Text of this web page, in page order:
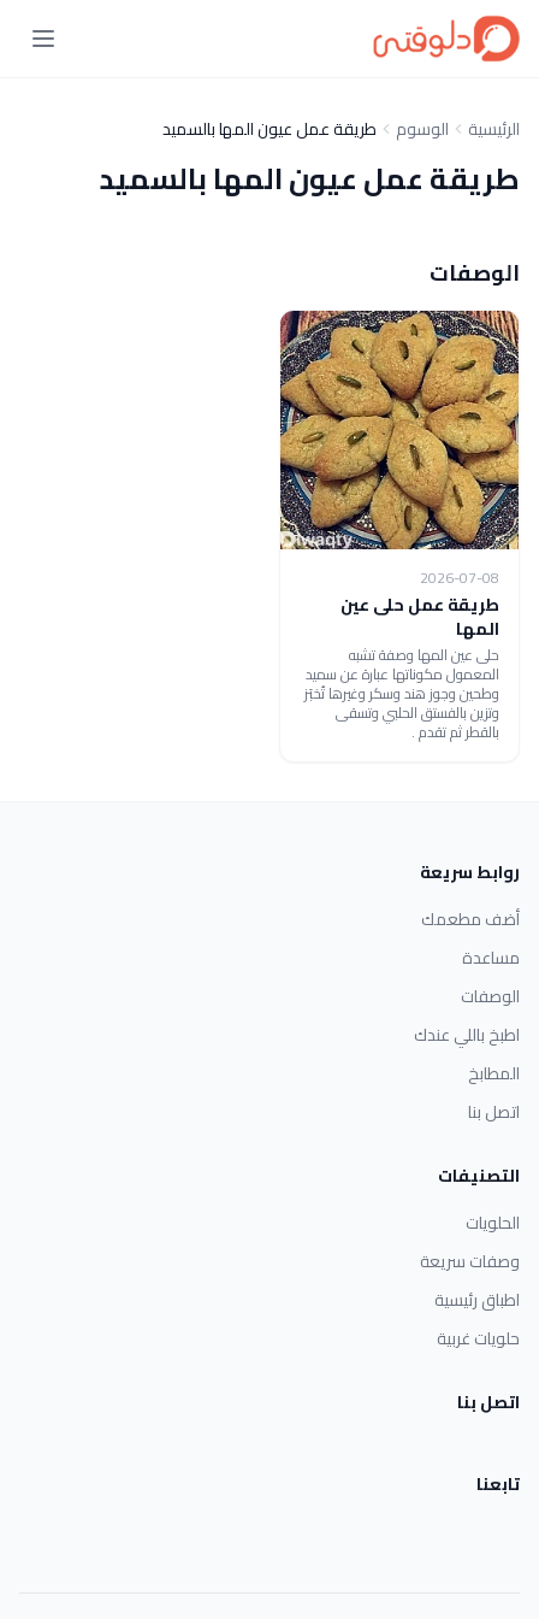
الرئيسية الوسوم طريقة عمل عيون المها بالسميد
طريقة عمل عيون المها بالسميد
الوصفات
2026-07-08
طريقة عمل حلى عين
المها
حلى عين المها وصفة تشبه
المعمول مكوناتها عبارة عن سميد
وطحين وجوز هند وسكر وغيرها تُخبَز
وتزين بالفستق الحلبي وتسقى
بالقطر ثم تقدم .
روابط سريعة
أضف مطعمك
مساعدة
الوصفات
اطبخ باللي عندك
المطابخ
اتصل بنا
التصنيفات
الحلويات
وصفات سريعة
اطباق رئيسية
حلويات غربية
اتصل بنا
تابعنا